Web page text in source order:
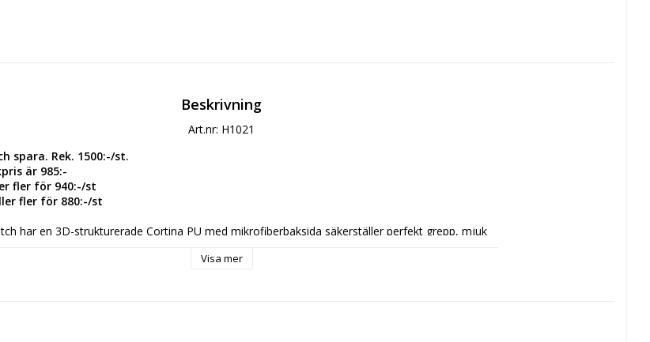
Beskrivning
Art.nr: H1021
spara. Rek. 1500:-/st.
är 985:-
fler för 940:-/st
fler för 880:-/st
har en 3D-strukturerade Cortina PU med mikrofiberbaksida säkerställer perfekt grepp, mjuk
under alla förhållanden. Panelerna är termiskt svetsade, vilket minimerar vattenabsorption och
Visa mer